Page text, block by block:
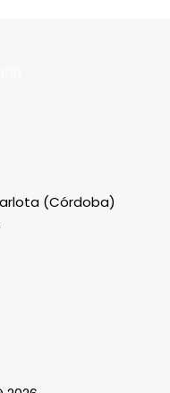
(Córdoba)